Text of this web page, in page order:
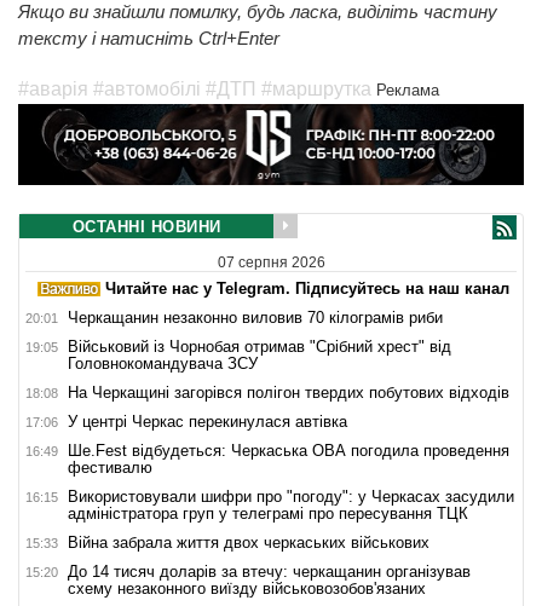
Якщо ви знайшли помилку, будь ласка, виділіть частину
тексту і натисніть Ctrl+Enter
#аварія #автомобілі #ДТП #маршрутка Реклама
ОСТАННІ НОВИНИ
07 серпня 2026
Читайте нас у Telegram. Підписуйтесь на наш канал
20:01 Черкащанин незаконно виловив 70 кілограмів риби
19:05
Військовий із Чорнобая отримав "Срібний хрест" від
Головнокомандувача ЗСУ
18:08 На Черкащині загорівся полігон твердих побутових відходів
17:06 У центрі Черкас перекинулася автівка
16:49
Ше.Fest відбудеться: Черкаська ОВА погодила проведення
фестивалю
16:15
Використовували шифри про "погоду": у Черкасах засудили
адміністратора груп у телеграмі про пересування ТЦК
15:33 Війна забрала життя двох черкаських військових
15:20
До 14 тисяч доларів за втечу: черкащанин організував
схему незаконного виїзду військовозобов'язаних